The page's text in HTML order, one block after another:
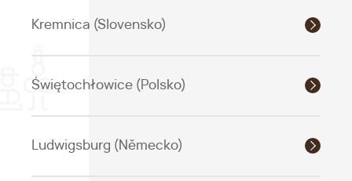
Kremnica (Slovensko)
Świętochłowice (Polsko)
Ludwigsburg (Německo)